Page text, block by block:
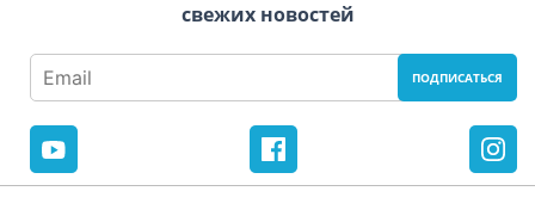
свежих новостей